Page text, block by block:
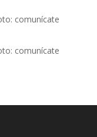
comunícate
comunícate